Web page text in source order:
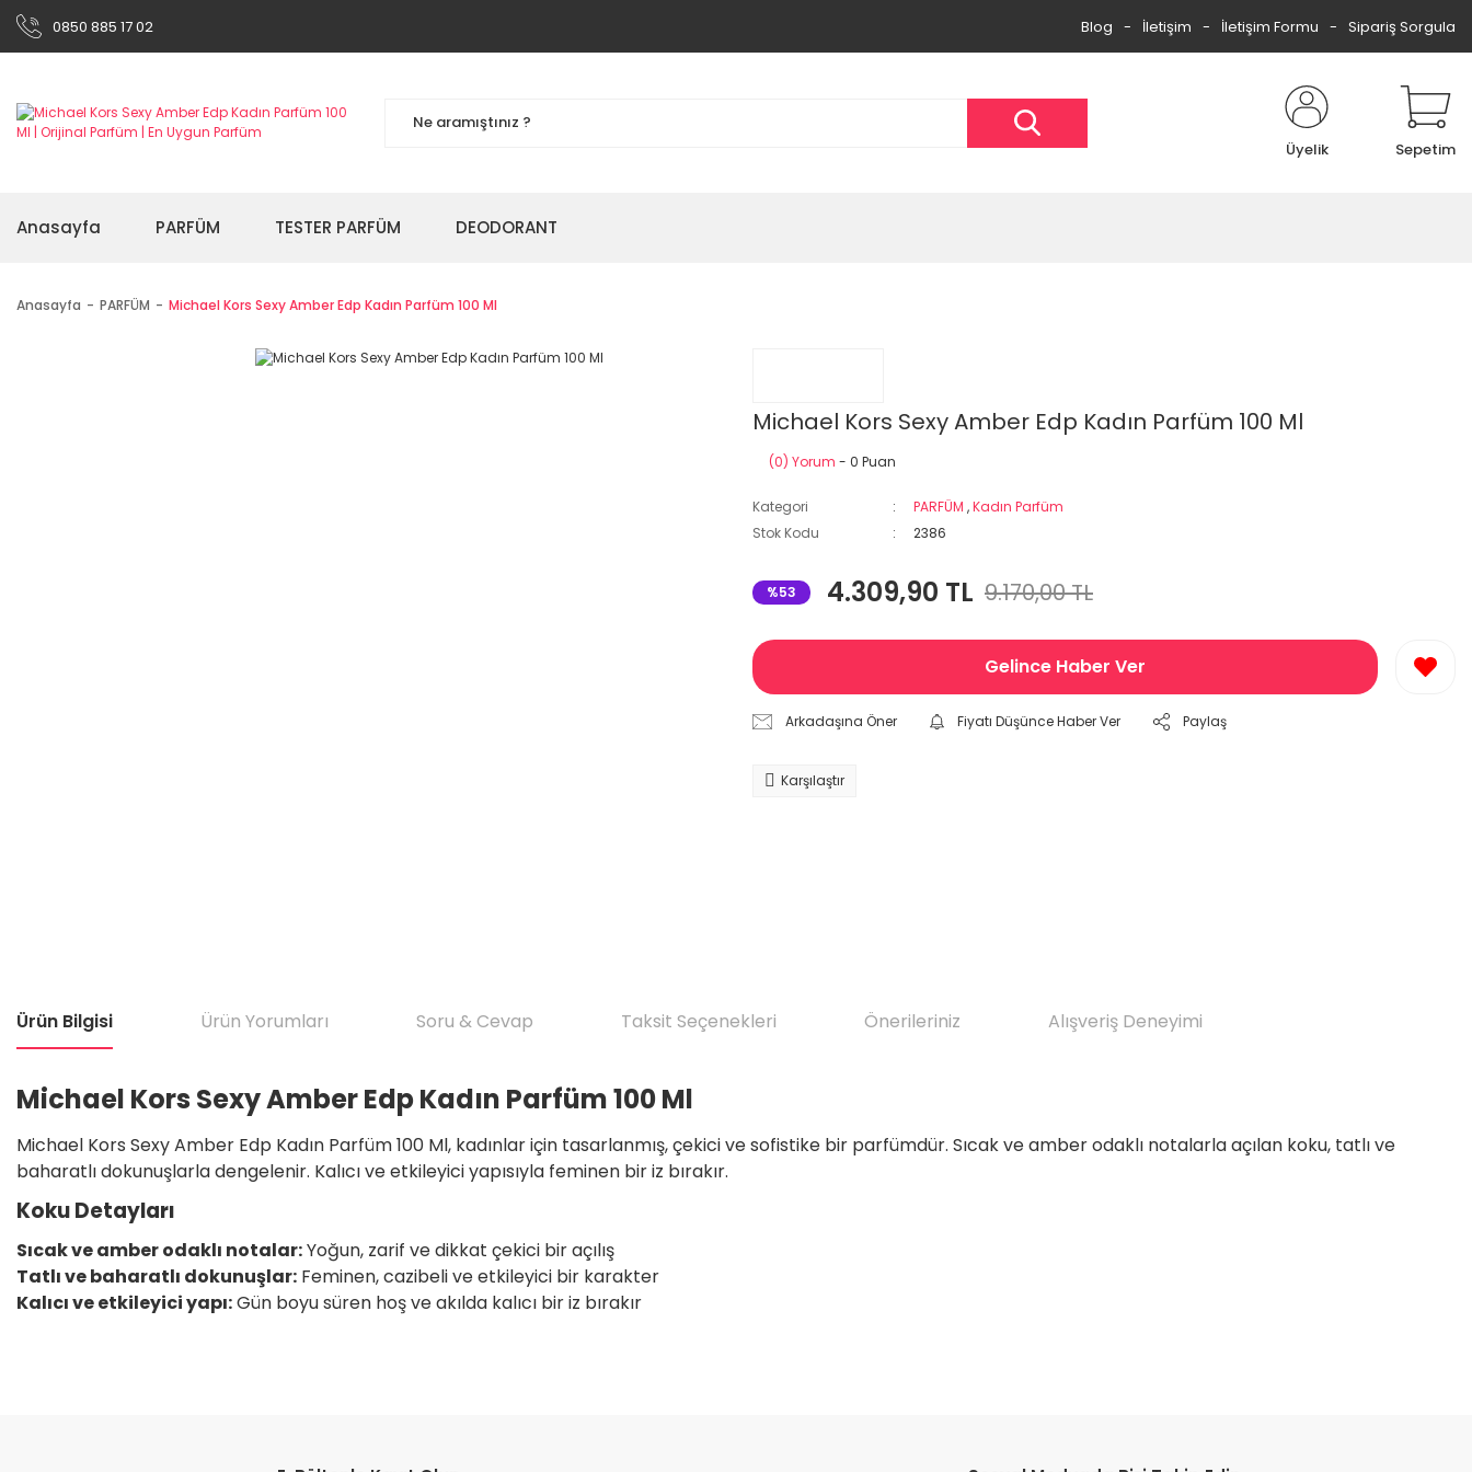
0850 885 17 02 Blog İletişim İletişim Formu Sipariş Sorgula
Üyelik Sepetim
Anasayfa PARFÜM TESTER PARFÜM DEODORANT
Anasayfa PARFÜM Michael Kors Sexy Amber Edp Kadın Parfüm 100 Ml
Michael Kors Sexy Amber Edp Kadın Parfüm 100 Ml
(0) Yorum - 0 Puan
Kategori PARFÜM ,Kadın Parfüm
Stok Kodu
2386
%53 4.309,90 TL 9.170,00 TL
Gelince Haber Ver
Arkadaşına Öner Fiyatı Düşünce Haber Ver Paylaş
Karşılaştır
Ürün Bilgisi Ürün Yorumları Soru & Cevap Taksit Seçenekleri Önerileriniz Alışveriş Deneyimi
Michael Kors Sexy Amber Edp Kadın Parfüm 100 Ml
Michael Kors Sexy Amber Edp Kadın Parfüm 100 Ml, kadınlar için tasarlanmış, çekici ve sofistike bir parfümdür. Sıcak ve amber odaklı notalarla açılan koku, tatlı ve
baharatlı dokunuşlarla dengelenir. Kalıcı ve etkileyici yapısıyla feminen bir iz bırakır.
Koku Detayları
Sıcak ve amber odaklı notalar:Yoğun, zarif ve dikkat çekici bir açılış
Tatlı ve baharatlı dokunuşlar: Feminen, cazibeli ve etkileyici bir karakter
Kalıcı ve etkileyici yapı:Gün boyu süren hoş ve akılda kalıcı bir iz bırakır